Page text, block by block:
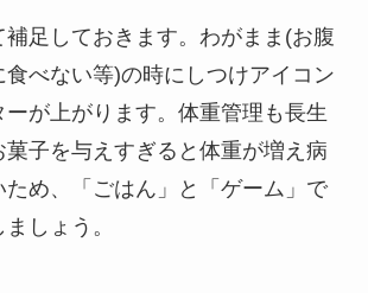
補足しておきます。わがまま(お腹
食べない等)の時にしつけアイコン
が上がります。体重管理も長生
菓子を与えすぎると体重が増え病
め、「ごはん」と「ゲーム」で
しょう。